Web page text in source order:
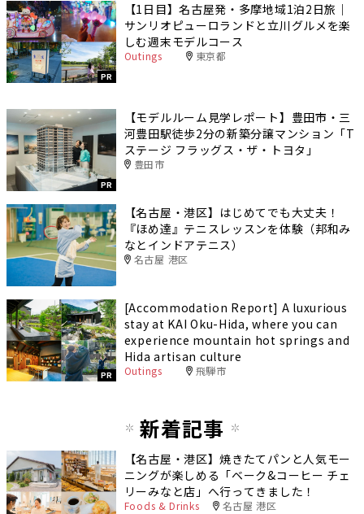
PR
【1日目】名古屋発・多摩地域1泊2日旅｜
サンリオピューロランドと立川グルメを楽
しむ週末モデルコース
Outings 東京都
PR
【モデルルーム見学レポート】豊田市・三
河豊田駅徒歩2分の新築分譲マンション「T
ステージ フラッグス・ザ・トヨタ」
豊田市
【名古屋・港区】はじめてでも大丈夫！
『ほめ達』テニスレッスンを体験（邦和み
なとインドアテニス）
名古屋 港区
PR
[Accommodation Report] A luxurious
stay at KAI Oku-Hida, where you can
experience mountain hot springs and
Hida artisan culture
Outings 飛騨市
新着記事
【名古屋・港区】焼きたてパンと人気モー
ニングが楽しめる「ベーク&コーヒー チェ
リーみなと店」へ行ってきました！
Foods & Drinks 名古屋 港区